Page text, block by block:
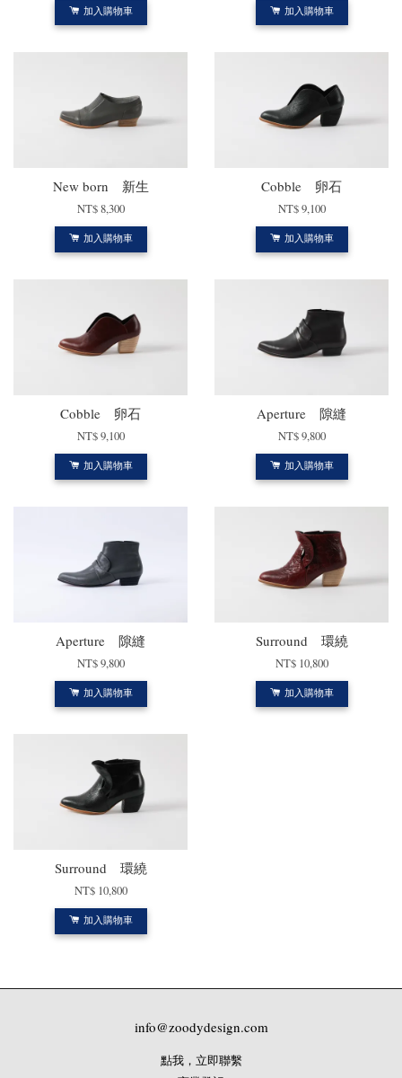
加入購物車 加入購物車
New born 新生
NT$ 8,300
加入購物車
Cobble 卵石
NT$ 9,100
加入購物車
Cobble 卵石
NT$ 9,100
加入購物車
Aperture 隙縫
NT$ 9,800
加入購物車
Aperture 隙縫
NT$ 9,800
加入購物車
Surround 環繞
NT$ 10,800
加入購物車
Surround 環繞
NT$ 10,800
加入購物車
info@zoodydesign.com
點我，立即聯繫